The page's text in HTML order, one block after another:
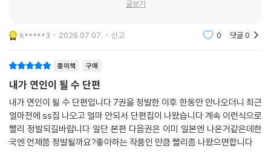
글보기
k*****3 2026.07.07. 신고 0 댓글0
종이책 구매
내가 연인이 될 수 단편
내가 연인이 될 수 단편입니다 7권을 정발한 이후 한동안 안나오더니 최근
얼마전에 ss집 나오고 얼마 안되서 단편집이 나왔습니다 계속 이런식으로
빨리 정발되길바랍니다 일단 본편 다음권은 이미 일본엔 나온거같은데한
국엔 언제쯤 정발될까요?좋아하는 작품인 만큼 빨리좀 나왔으면합니다